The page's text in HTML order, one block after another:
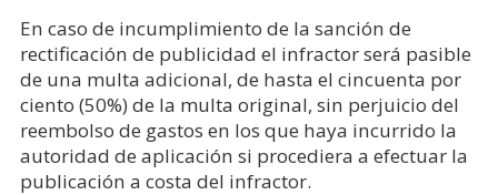
En caso de incumplimiento de la sanción de
rectificación de publicidad el infractor será pasible
de una multa adicional, de hasta el cincuenta por
ciento (50%) de la multa original, sin perjuicio del
reembolso de gastos en los que haya incurrido la
autoridad de aplicación si procediera a efectuar la
publicación a costa del infractor.